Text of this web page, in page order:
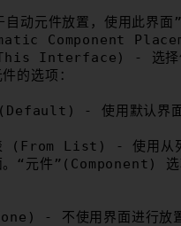
自动元件放置，使用此界
Component
Interface) - 选择
的选项：
- 使用默认界面
(From List) - 使用从列
。“元件”(Component) 选
- 不使用界面进行放置